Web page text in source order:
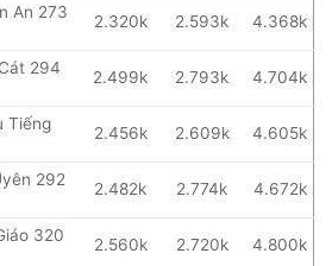
An 273
2.320k 2.593k 4.368k
294
2.499k 2.793k 4.704k
Tiếng
2.456k 2.609k 4.605k
292
2.482k 2.774k 4.672k
320
2.560k 2.720k 4.800k